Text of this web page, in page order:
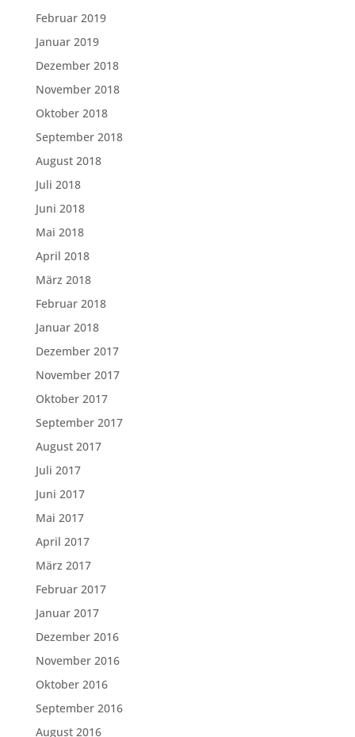
Februar 2019
Januar 2019
Dezember 2018
November 2018
Oktober 2018
September 2018
August 2018
Juli 2018
Juni 2018
Mai 2018
April 2018
März 2018
Februar 2018
Januar 2018
Dezember 2017
November 2017
Oktober 2017
September 2017
August 2017
Juli 2017
Juni 2017
Mai 2017
April 2017
März 2017
Februar 2017
Januar 2017
Dezember 2016
November 2016
Oktober 2016
September 2016
August 2016